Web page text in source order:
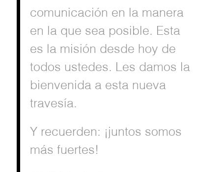
comunicación en la manera
en la que sea posible. Esta
es la misión desde hoy de
todos ustedes. Les damos la
bienvenida a esta nueva
travesía.
Y recuerden: ¡juntos somos
más fuertes!